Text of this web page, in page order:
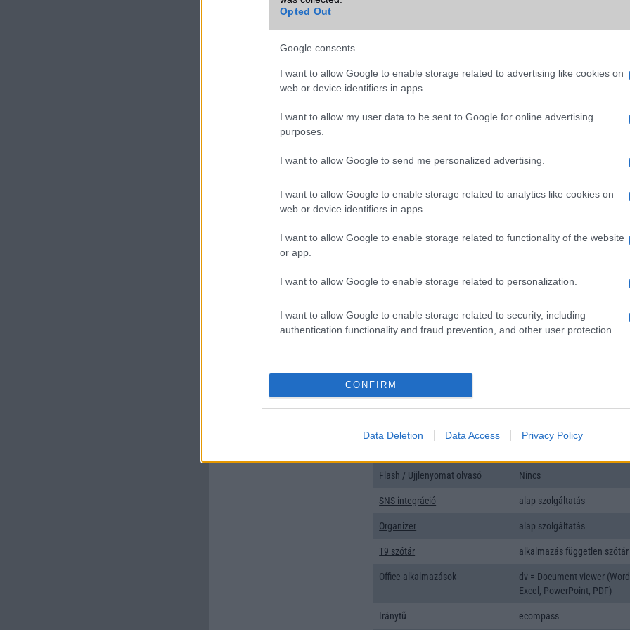
Opted Out
Google consents
I want to allow Google to enable storage related to advertising like cookies on
web or device identifiers in apps.
I want to allow my user data to be sent to Google for online advertising
purposes.
I want to allow Google to send me personalized advertising.
I want to allow Google to enable storage related to analytics like cookies on
web or device identifiers in apps.
I want to allow Google to enable storage related to functionality of the website
or app.
I want to allow Google to enable storage related to personalization.
I want to allow Google to enable storage related to security, including
authentication functionality and fraud prevention, and other user protection.
CONFIRM
Data Deletion Data Access Privacy Policy
Wi-Fi Direct Nincs
Wi-Fi extra
Wi-Fi HotSpot Van
TV/USB kapcsolat Nincs
BDS (Kína)
AKKUMULÁTOR
Típus Li-Polimer
Beszélgetési idő h /
Gyorstöltés
Flash / Ujjlenyomat olvasó Nincs
SNS integráció alap szolgáltatás
Organizer alap szolgáltatás
T9 szótár alkalmazás független szótár
Office alkalmazások
dv = Document viewer
Excel, PowerPoint, PDF)
Iránytũ ecompass